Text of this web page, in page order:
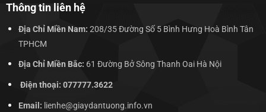
Thông tin liên hệ
Địa Chỉ Miền Nam: 208/35 Đường Số 5 Bình Hưng Hoà Bình Tân
TPHCM
Địa Chỉ Miền Bắc: 61 Đường Bở Sông Thanh Oai Hà Nội
Điện thoại: 077777.3622
Email: lienhe@giaydantuong.info.vn